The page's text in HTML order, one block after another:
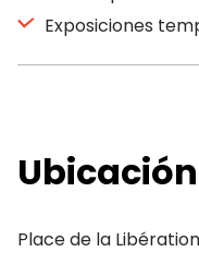
Exposiciones
Ubicación
Place de la Libération